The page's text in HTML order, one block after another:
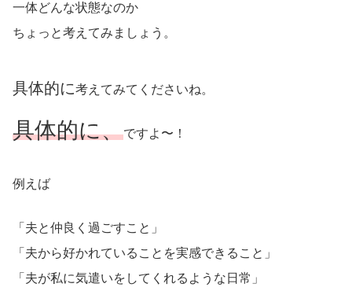
一体どんな状態なのか
ちょっと考えてみましょう。
具体的に考えてみてくださいね。
具体的に、ですよ〜！
例えば
「夫と仲良く過ごすこと」
「夫から好かれていることを実感できること」
「夫が私に気遣いをしてくれるような日常」